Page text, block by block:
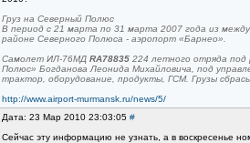
Груз на Северный Полюс
В период с 21 марта по 31 марта 2007 года из
районе Северного Полюса - аэропорт «Барнео».
Самолет ИЛ-76МД RA78835 224 летного отряда под
Полюс» Богданова Леонида Михайловича, под
трактор, оборудование, продукты, ГСМ. Грузы
http://www.airport-murmansk.ru/news/5/
Дата: 23 Мар 2010 23:03:05 #
Сейчас эту информацию не узнать, а в воскресенье